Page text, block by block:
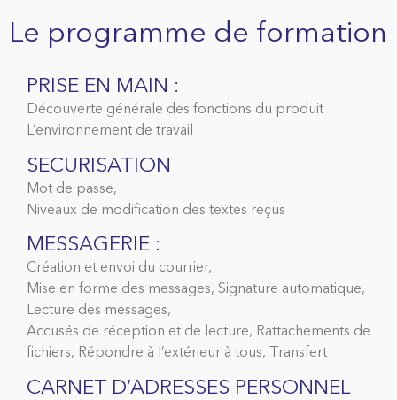
Le programme de formation
PRISE EN MAIN :
Découverte générale des fonctions du produit
L’environnement de travail
SECURISATION
Mot de passe,
Niveaux de modification des textes reçus
MESSAGERIE :
Création et envoi du courrier,
Mise en forme des messages, Signature automatique,
Lecture des messages,
Accusés de réception et de lecture, Rattachements de
fichiers, Répondre à l’extérieur à tous, Transfert
CARNET D’ADRESSES PERSONNEL